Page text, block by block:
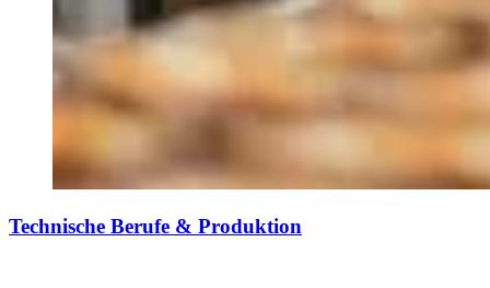
Technische Berufe & Produktion